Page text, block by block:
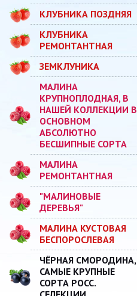
КЛУБНИКА ПОЗДНЯЯ
КЛУБНИКА
РЕМОНТАНТНАЯ
ЗЕМКЛУНИКА
МАЛИНА
КРУПНОПЛОДНАЯ, В
НАШЕЙ КОЛЛЕКЦИИ В
ОСНОВНОМ
АБСОЛЮТНО
БЕСШИПНЫЕ СОРТА
МАЛИНА
РЕМОНТАНТНАЯ
"МАЛИНОВЫЕ
ДЕРЕВЬЯ"
МАЛИНА КУСТОВАЯ
БЕСПОРОСЛЕВАЯ
ЧЁРНАЯ СМОРОДИНА,
САМЫЕ КРУПНЫЕ
СОРТА РОСС.